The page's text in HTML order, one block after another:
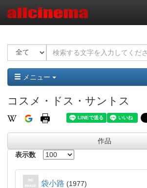
メニュー
コスメ・ドス・サントス
作品
表示数
袋小路 1977